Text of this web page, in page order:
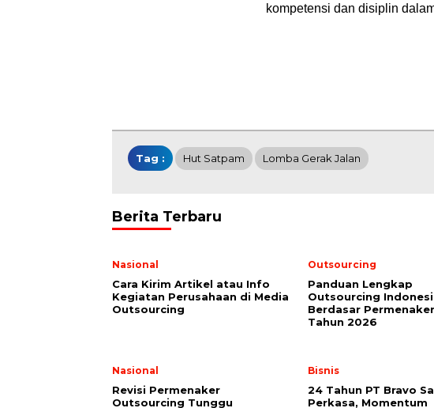
kompetensi dan disiplin
Tag : Hut Satpam Lomba Gerak Jalan
Berita Terbaru
Nasional
Cara Kirim Artikel atau Info
Kegiatan Perusahaan di Media
Outsourcing
Outsourcing
Panduan Lengkap
Outsourcing
Berdasar
Tahun 2026
Nasional
Revisi Permenaker
Outsourcing Tunggu
Bisnis
24 Tahun PT Bravo
Perkasa, Momentum